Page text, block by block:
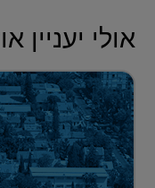
אולי יעניין